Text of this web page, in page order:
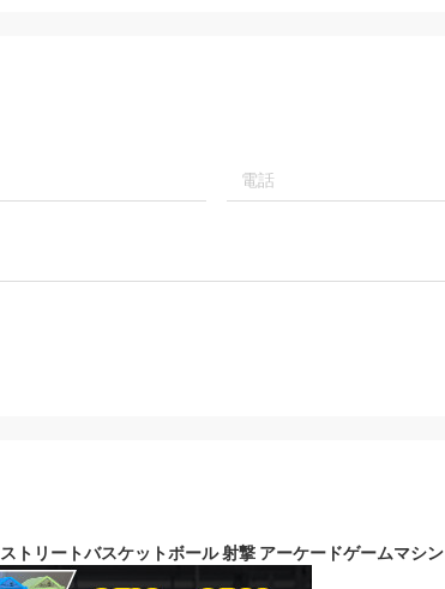
トリートバスケットボール 射撃 アーケードゲームマシン